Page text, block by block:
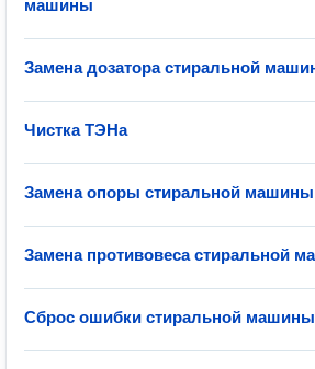
машины
Замена дозатора стиральной
Чистка ТЭНа
Замена опоры стиральной машины
Замена противовеса стиральной
Сброс ошибки стиральной машины